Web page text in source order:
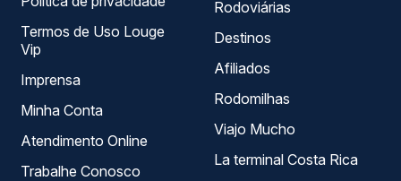
Termos de Uso Louge
Vip
Imprensa
Minha Conta
Atendimento Online
Trabalhe Conosco
Rodoviárias
Destinos
Afiliados
Rodomilhas
Viajo Mucho
La terminal Costa Rica